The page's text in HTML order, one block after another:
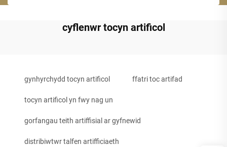
cyflenwr tocyn artificol
gynhyrchydd tocyn artificol ffatri toc artifad
tocyn artificol yn fwy nag un
gorfangau teith artiffisial ar gyfnewid
distribiwtwr talfen artifficiaeth